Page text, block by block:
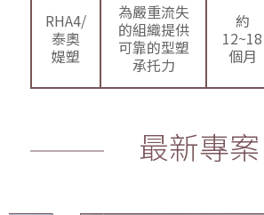
RHA4/
泰奧
媞塑
為嚴重流失
的組織提供
可靠的型塑
承托力
約
12~18
個月
最新專案